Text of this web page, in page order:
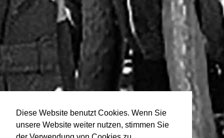
Diese Website benutzt Cookies. Wenn Sie
unsere Website weiter nutzen, stimmen Sie